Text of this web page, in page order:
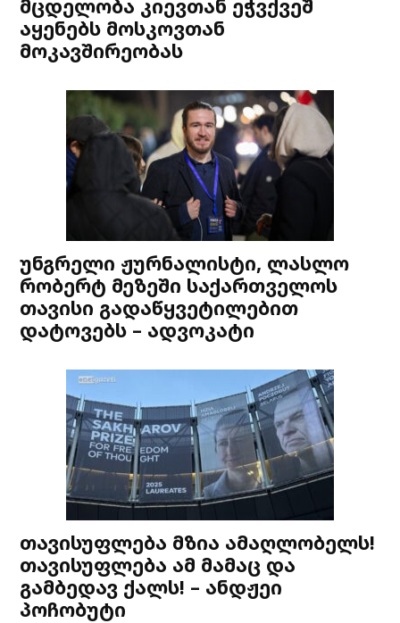
მცდელობა კიევთან ეჭვქვეშ
აყენებს მოსკოვთან
მოკავშირეობას
უნგრელი ჟურნალისტი, ლასლო
რობერტ მეზეში საქართველოს
თავისი გადაწყვეტილებით
დატოვებს – ადვოკატი
თავისუფლება მზია ამაღლობელს!
თავისუფლება ამ მამაც და
გამბედავ ქალს! – ანდჟეი
პოჩობუტი